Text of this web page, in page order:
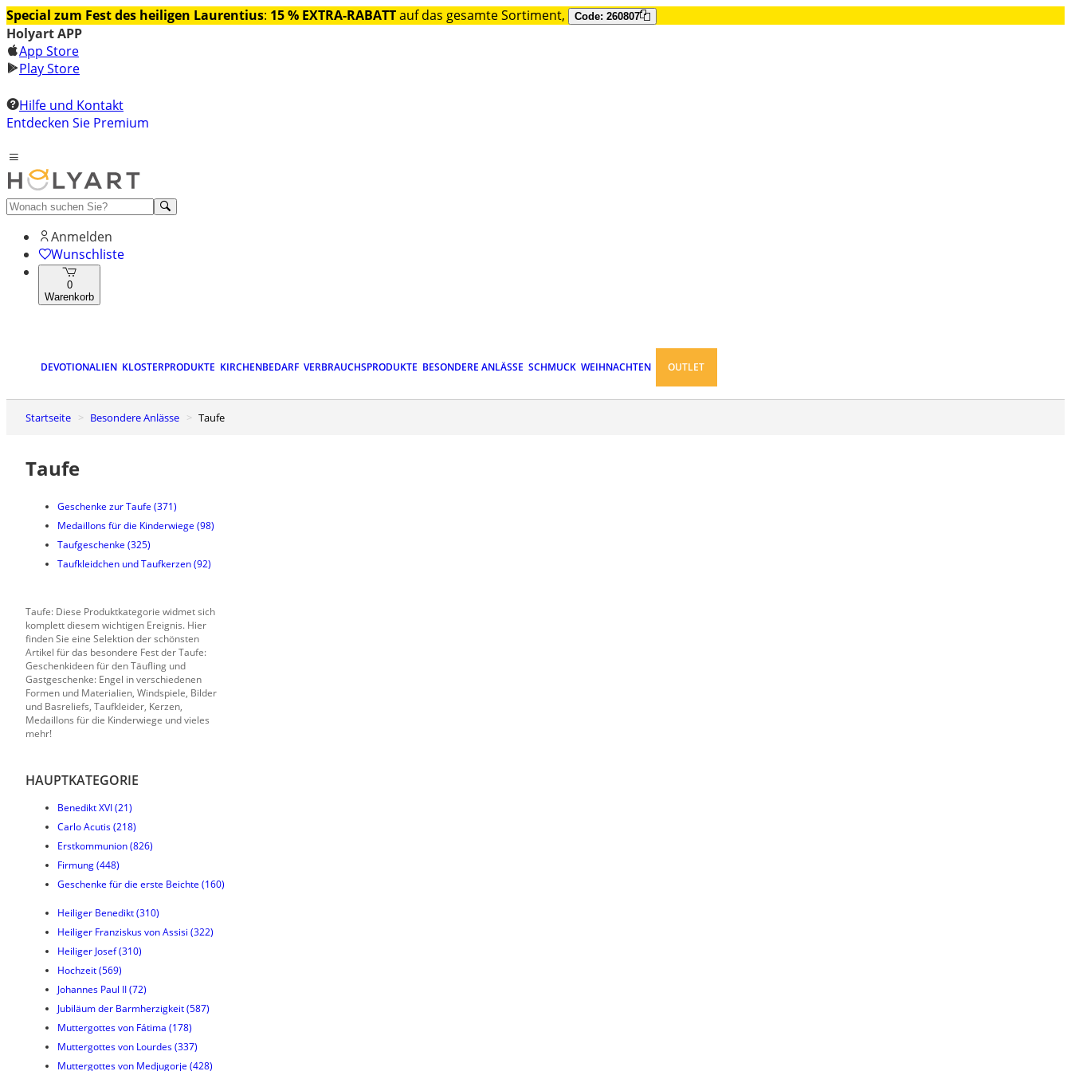
Special zum Fest des heiligen Laurentius: 15 % EXTRA-RABATTauf das gesamte Sortiment, Code: 260807
Holyart APP
App Store
Play Store
Hilfe und Kontakt
Entdecken Sie Premium
Anmelden
Wunschliste
0
Warenkorb
DEVOTIONALIEN KLOSTERPRODUKTE KIRCHENBEDARF VERBRAUCHSPRODUKTE BESONDERE ANLÄSSE SCHMUCK WEIHNACHTEN OUTLET
Startseite Besondere Anlässe Taufe
Taufe
Geschenke zur Taufe (371)
Medaillons für die Kinderwiege (98)
Taufgeschenke (325)
Taufkleidchen und Taufkerzen(92)
Taufe: Diese Produktkategorie widmet sich
komplett diesem wichtigen Ereignis. Hier
finden Sie eine Selektion der schönsten
Artikel für das besondere Fest der Taufe:
Geschenkideen für den Täufling und
Gastgeschenke: Engel in verschiedenen
Formen und Materialien, Windspiele, Bilder
und Basreliefs, Taufkleider, Kerzen,
Medaillons für die Kinderwiege und vieles
mehr!
HAUPTKATEGORIE
Benedikt XVI(21)
Carlo Acutis(218)
Erstkommunion(826)
Firmung(448)
Geschenke für die erste Beichte (160)
Heiliger Benedikt(310)
Heiliger Franziskus von Assisi (322)
Heiliger Josef(310)
Hochzeit(569)
Johannes Paul II(72)
Jubiläum der Barmherzigkeit(587)
Muttergottes von Fátima (178)
Muttergottes von Lourdes(337)
Muttergottes von Medjugorje (428)